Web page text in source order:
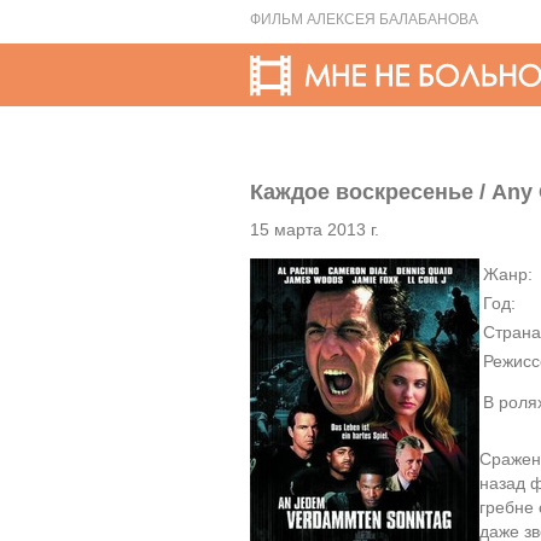
ФИЛЬМ АЛЕКСЕЯ БАЛАБАНОВА
Каждое воскресенье / Any
15 марта 2013 г.
Жанр:
Год:
В
назад
гребне
даже